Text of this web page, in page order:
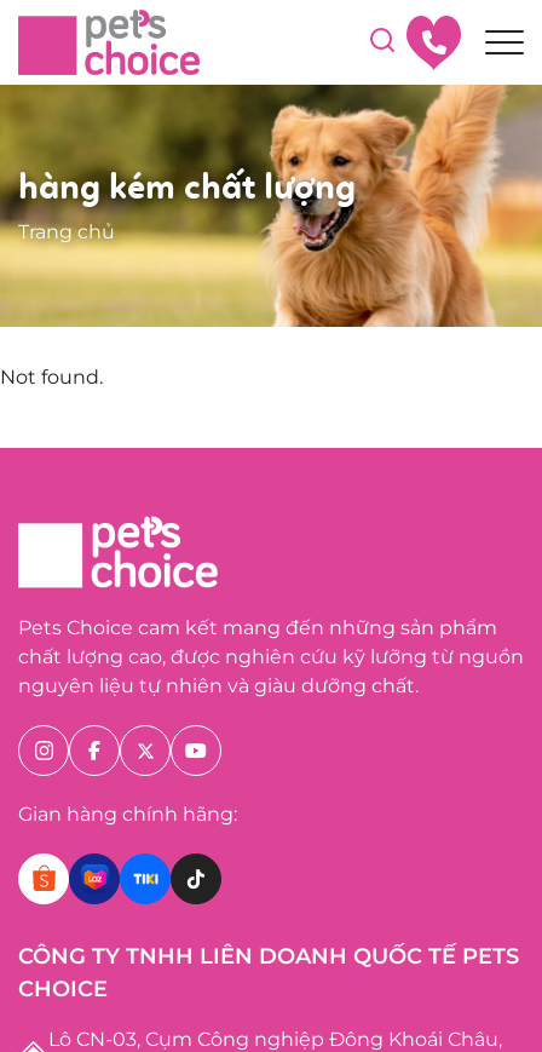
hàng kém chất lượng
Trang chủ
Not found.
Pets Choice cam kết mang đến những sản phẩm
chất lượng cao, được nghiên cứu kỹ lưỡng từ nguồn
nguyên liệu tự nhiên và giàu dưỡng chất.
Gian hàng chính hãng:
CÔNG TY TNHH LIÊN DOANH QUỐC TẾ PETS
CHOICE
Lô CN-03, Cụm Công nghiệp Đông Khoái Châu,